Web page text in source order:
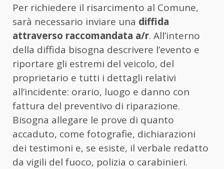
Per richiedere il risarcimento al Comune,
sarà necessario inviare una diffida
attraverso raccomandata a/r. All’interno
della diffida bisogna descrivere l’evento e
riportare gli estremi del veicolo, del
proprietario e tutti i dettagli relativi
all’incidente: orario, luogo e danno con
fattura del preventivo di riparazione.
Bisogna allegare le prove di quanto
accaduto, come fotografie, dichiarazioni
dei testimoni e, se esiste, il verbale redatto
da vigili del fuoco, polizia o carabinieri.